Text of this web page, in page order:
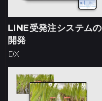
LINE受発注システムの
開発
DX